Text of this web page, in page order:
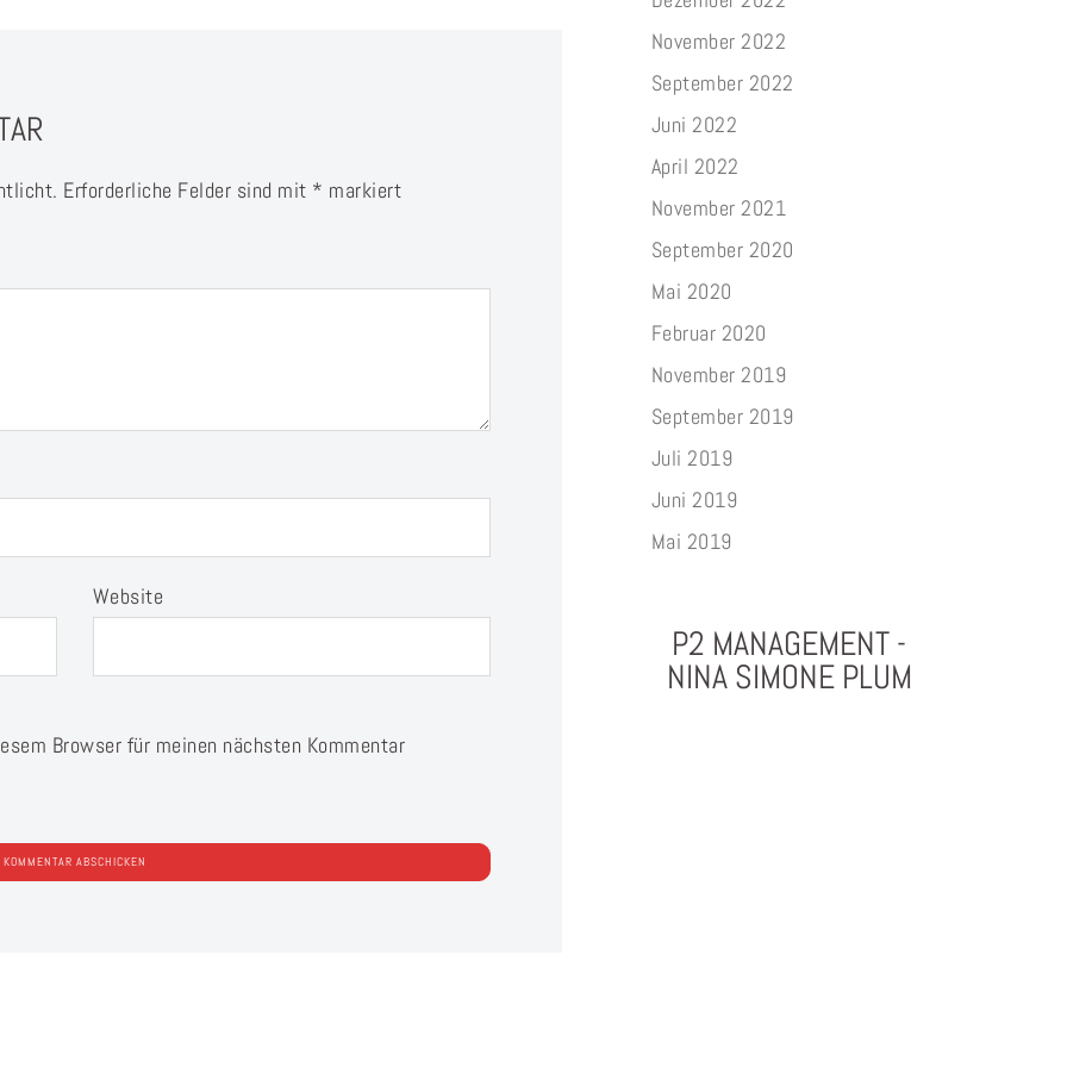
Erforderliche Felder sind mit * markiert
Website
Browser für meinen nächsten Kommentar
November 2022
September 2022
Juni 2022
April 2022
November 2021
September 2020
Mai 2020
Februar 2020
November 2019
September 2019
Juli 2019
Juni 2019
Mai 2019
P2 MANAGEMENT -
NINA SIMONE PLUM